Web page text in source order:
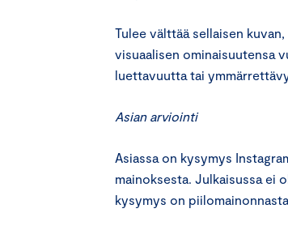
Tulee välttää sellaisen
visuaalisen ominaisuutensa
luettavuutta tai
Asian arviointi
Asiassa on kysymys
mainoksesta. Julkaisussa ei
kysymys on